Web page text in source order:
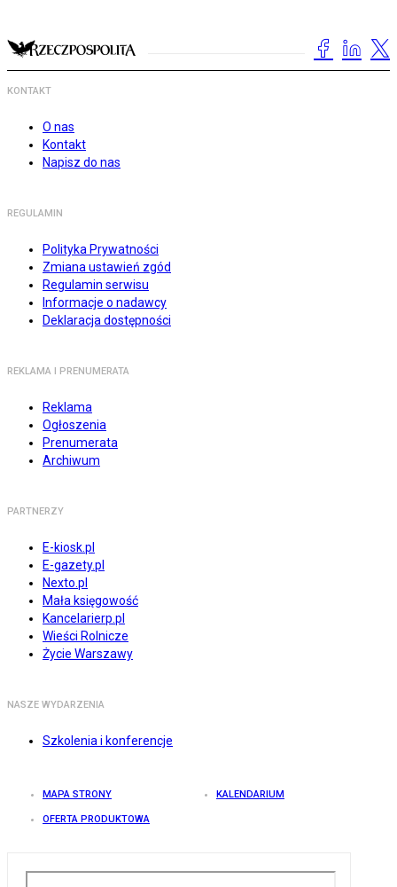
KONTAKT
O nas
Kontakt
Napisz do nas
REGULAMIN
Polityka Prywatności
Zmiana ustawień zgód
Regulamin serwisu
Informacje o nadawcy
Deklaracja dostępności
REKLAMA I PRENUMERATA
Reklama
Ogłoszenia
Prenumerata
Archiwum
PARTNERZY
E-kiosk.pl
E-gazety.pl
Nexto.pl
Mała księgowość
Kancelarierp.pl
Wieści Rolnicze
Życie Warszawy
NASZE WYDARZENIA
Szkolenia i konferencje
MAPA STRONY KALENDARIUM
OFERTA PRODUKTOWA